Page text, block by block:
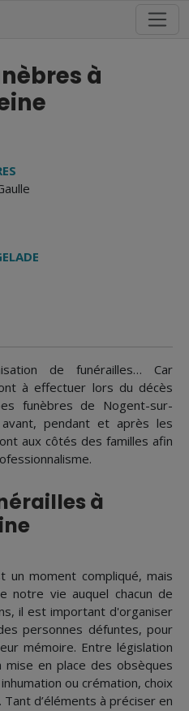
à
de funérailles… Car
à effectuer lors du décès
funèbres de Nogent-sur-
avant, pendant et après les
aux côtés des familles afin
à
moment compliqué, mais
notre vie auquel chacun de
il est important d'organiser
personnes défuntes, pour
mémoire. Entre législation
en place des obsèques
ou crémation, choix
d’éléments à préciser en